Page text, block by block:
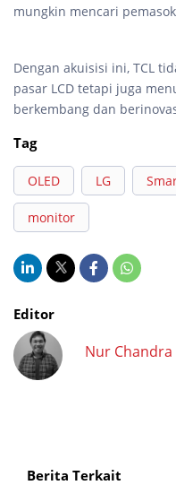
mungkin mencari
Dengan akuisisi ini, TCL
pasar LCD tetapi juga
berkembang dan
Tag
OLED LG
monitor
Editor
Nur Chandra
Berita Terkait